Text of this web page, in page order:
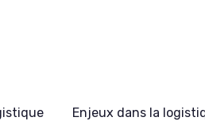
Enjeux dans la